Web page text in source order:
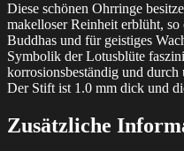
Diese schönen Ohrringe
makelloser Reinheit erblüht,
Buddhas und für geistiges
Symbolik der Lotusblüte
korrosionsbeständig und
Der Stift ist 1.0 mm dick und
Zusätzliche